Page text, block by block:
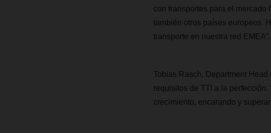
con transportes para el mercado
también otros países europeos.
transporte en nuestra red
Tobias Rasch, Department
requisitos de TTI a la
crecimiento, encarando y